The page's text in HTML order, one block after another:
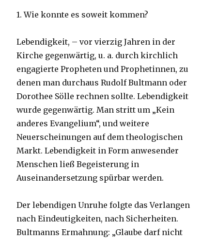
1. Wie konnte es soweit kommen?
Lebendigkeit, – vor vierzig Jahren in der
Kirche gegenwärtig, u. a. durch kirchlich
engagierte Propheten und Prophetinnen, zu
denen man durchaus Rudolf Bultmann oder
Dorothee Sölle rechnen sollte. Lebendigkeit
wurde gegenwärtig. Man stritt um „Kein
anderes Evangelium“, und weitere
Neuerscheinungen auf dem theologischen
Markt. Lebendigkeit in Form anwesender
Menschen ließ Begeisterung in
Auseinandersetzung spürbar werden.
Der lebendigen Unruhe folgte das Verlangen
nach Eindeutigkeiten, nach Sicherheiten.
Bultmanns Ermahnung: „Glaube darf nicht